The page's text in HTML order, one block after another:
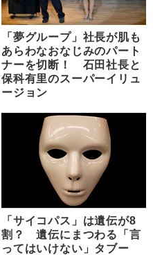
「夢グループ」社長が肌も
あらわなおなじみのパート
ナーを切断！ 石田社長と
保科有里のスーパーイリュ
ージョン
「サイコパス」は遺伝が8
割？ 遺伝にまつわる「言
ってはいけない」タブー